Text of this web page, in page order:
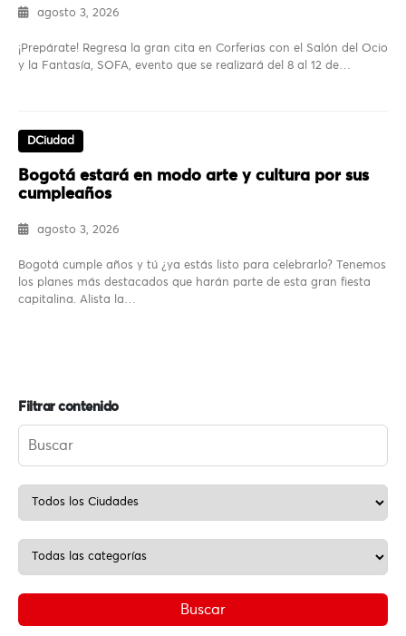
agosto 3, 2026
¡Prepárate! Regresa la gran cita en Corferias con el Salón del Ocio
y la Fantasía, SOFA, evento que se realizará del 8 al 12 de…
DCiudad
Bogotá estará en modo arte y cultura por sus
cumpleaños
agosto 3, 2026
Bogotá cumple años y tú ¿ya estás listo para celebrarlo? Tenemos
los planes más destacados que harán parte de esta gran fiesta
capitalina. Alista la…
Filtrar contenido